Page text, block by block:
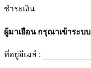
ชำระเงิน
ผู้มาเยือนกรุณาเข้าระบบ
ที่อยู่อีเมล์ :